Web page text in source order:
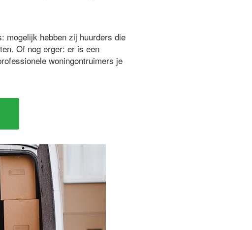
mogelijk hebben zij huurders die
Of nog erger: er is een
woningontruimers je